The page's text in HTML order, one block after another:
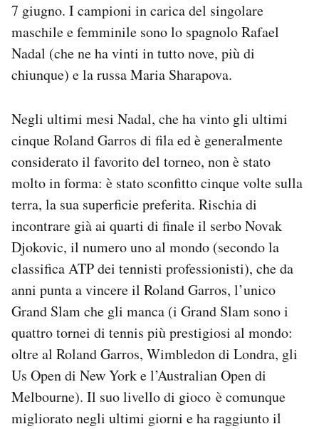
CALENDARIO
AREA PERSONALE
Notifiche mobile
Regala il Post
Hai bisogno di aiuto?
Esci
7 giugno. I campioni in carica del singolare
maschile e femminile sono lo spagnolo Rafael
Nadal (che ne ha vinti in tutto nove, più di
chiunque) e la russa Maria Sharapova.
Negli ultimi mesi Nadal, che ha vinto gli ultimi
cinque Roland Garros di fila ed è generalmente
considerato il favorito del torneo, non è stato
molto in forma: è stato sconfitto cinque volte sulla
terra, la sua superficie preferita. Rischia di
incontrare già ai quarti di finale il serbo Novak
Djokovic, il numero uno al mondo (secondo la
classifica ATP dei tennisti professionisti), che da
anni punta a vincere il Roland Garros, l’unico
Grand Slam che gli manca (i Grand Slam sono i
quattro tornei di tennis più prestigiosi al mondo:
oltre al Roland Garros, Wimbledon di Londra, gli
Us Open di New York e l’Australian Open di
Melbourne). Il suo livello di gioco è comunque
migliorato negli ultimi giorni e ha raggiunto il